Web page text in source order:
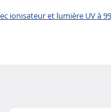
ionisateur et lumière UV à